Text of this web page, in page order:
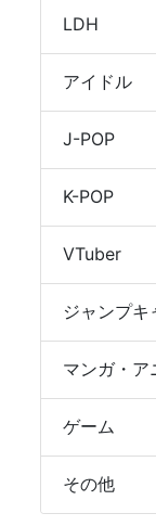
LDH
アイドル
J-POP
K-POP
VTuber
ジャンプキ
マンガ・ア
ゲーム
その他